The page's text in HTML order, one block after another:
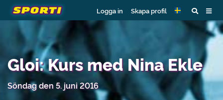
Logga in Skapa profil
Gloi: Kurs med Nina Ekle
Söndag den 5. juni 2016